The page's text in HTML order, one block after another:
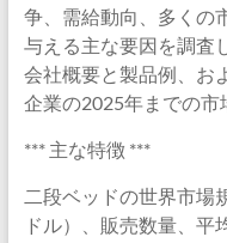
争、需給動向、多くの
与える主な要因を調査
会社概要と製品例、お
企業の2025年までの市
*** 主な特徴 ***
二段ベッドの世界市場
ドル）、販売数量、